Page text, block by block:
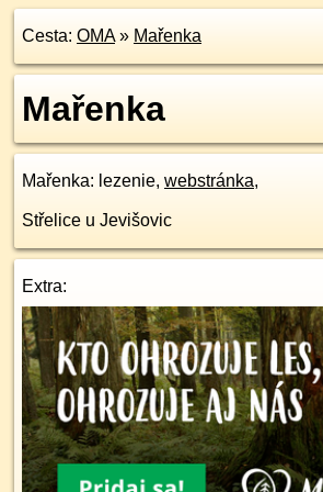
Cesta: OMA» Mařenka
Mařenka
Mařenka: lezenie, webstránka,
Střelice u Jevišovic
Extra: